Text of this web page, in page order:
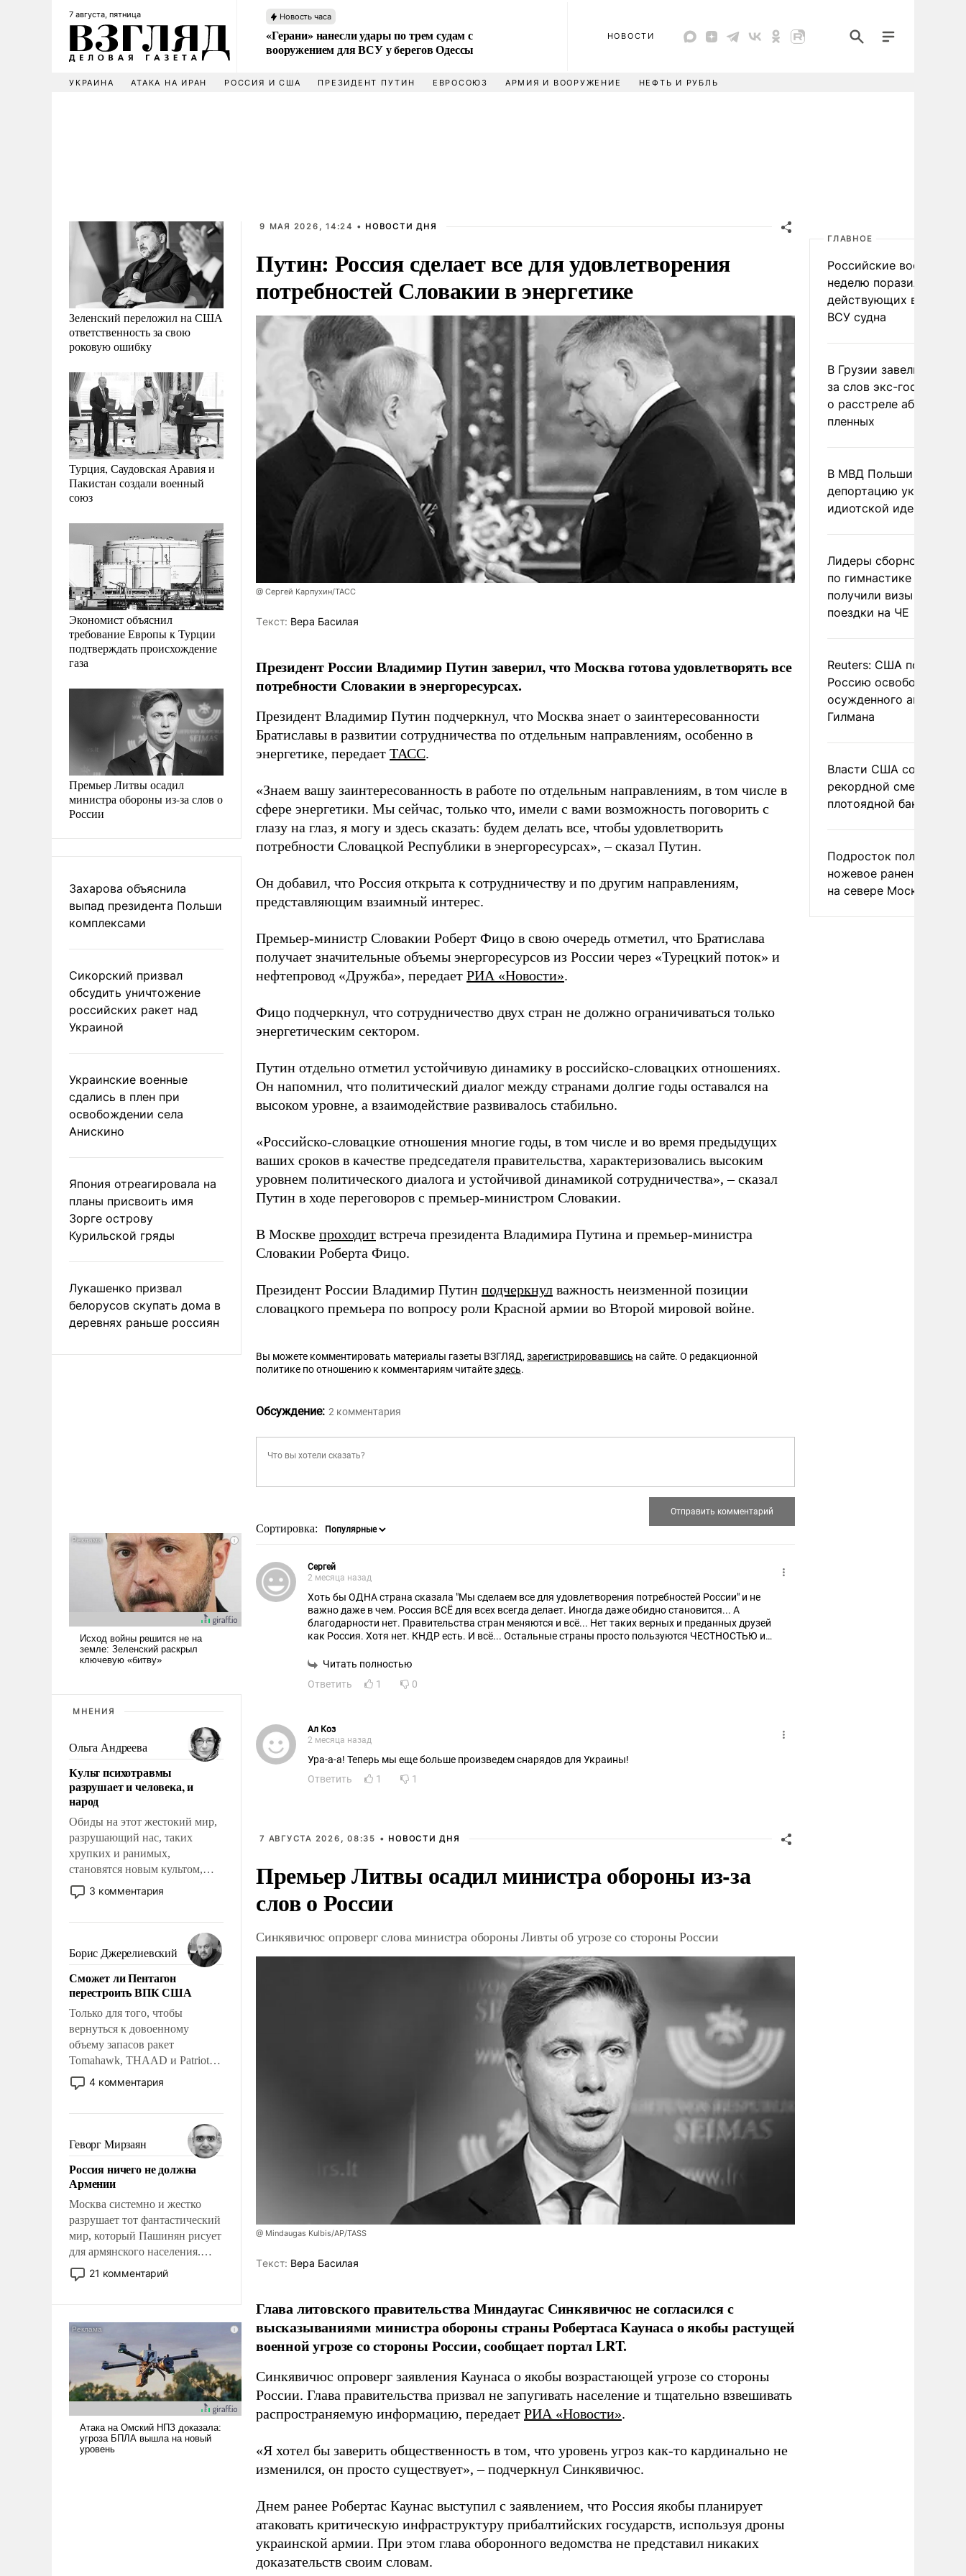
7 августа, пятница Новость часа
«Герани» нанесли удары по трем судам с
вооружением для ВСУ у берегов Одессы
НОВОСТИ
УКРАИНА АТАКА НА ИРАН РОССИЯ И США ПРЕЗИДЕНТ ПУТИН ЕВРОСОЮЗ АРМИЯ И ВООРУЖЕНИЕ НЕФТЬ И РУБЛЬ
Зеленский переложил на США
ответственность за свою
роковую ошибку
Турция, Саудовская Аравия и
Пакистан создали военный
союз
Экономист объяснил
требование Европы к Турции
подтверждать происхождение
газа
Премьер Литвы осадил
министра обороны из-за слов о
России
Захарова объяснила
выпад президента Польши
комплексами
Сикорский призвал
обсудить уничтожение
российских ракет над
Украиной
Украинские военные
сдались в плен при
освобождении села
Анискино
Япония отреагировала на
планы присвоить имя
Зорге острову
Курильской гряды
Лукашенко призвал
белорусов скупать дома в
деревнях раньше россиян
МНЕНИЯ
Ольга Андреева
Культ психотравмы
разрушает и человека, и
народ
Обиды на этот жестокий мир,
разрушающий нас, таких
хрупких и ранимых,
становятся новым культом,
постепенно вытесняя и
отменяя традиционное
мужественным и твердым под
ударами судьбы, брать на себя
ответственность, помогать
слабым, идти вперед и
адаптироваться.
3 комментария
Борис Джерелиевский
Сможет ли Пентагон
перестроить ВПК США
Только для того, чтобы
вернуться к довоенному
объему запасов ракет
Tomahawk, THAAD и Patriot
США потребуется более трех
лет. Даже небольшая война с
Сложившаяся ситуация
означает многолетний период
уязвимости США, например,
перед Китаем.
4 комментария
Геворг Мирзаян
Россия ничего не должна
Армении
Москва системно и жестко
разрушает тот фантастический
мир, который Пашинян рисует
для армянского населения.
Мир, где политические
прожекты будут безусловно
налогоплательщиков и где
Еревану за свои поступки не
нужно отвечать.
21 комментарий
9 МАЯ 2026, 14:24 • НОВОСТИ ДНЯ
Путин: Россия сделает все для удовлетворения
потребностей Словакии в энергетике
@ Сергей Карпухин/ТАСС
Tекст: Вера Басилая
Президент России Владимир Путин заверил, что Москва готова удовлетворять все
потребности Словакии в энергоресурсах.
Президент Владимир Путин подчеркнул, что Москва знает о заинтересованности
Братиславы в развитии сотрудничества по отдельным направлениям, особенно в
энергетике, передает ТАСС.
«Знаем вашу заинтересованность в работе по отдельным направлениям, в том числе в
сфере энергетики. Мы сейчас, только что, имели с вами возможность поговорить с
глазу на глаз, я могу и здесь сказать: будем делать все, чтобы удовлетворить
потребности Словацкой Республики в энергоресурсах», – сказал Путин.
Он добавил, что Россия открыта к сотрудничеству и по другим направлениям,
представляющим взаимный интерес.
Премьер-министр Словакии Роберт Фицо в свою очередь отметил, что Братислава
получает значительные объемы энергоресурсов из России через «Турецкий поток» и
нефтепровод «Дружба», передает РИА «Новости».
Фицо подчеркнул, что сотрудничество двух стран не должно ограничиваться только
энергетическим сектором.
Путин отдельно отметил устойчивую динамику в российско-словацких отношениях.
Он напомнил, что политический диалог между странами долгие годы оставался на
высоком уровне, а взаимодействие развивалось стабильно.
«Российско-словацкие отношения многие годы, в том числе и во время предыдущих
ваших сроков в качестве председателя правительства, характеризовались высоким
уровнем политического диалога и устойчивой динамикой сотрудничества», – сказал
Путин в ходе переговоров с премьер-министром Словакии.
В Москве проходит встреча президента Владимира Путина и премьер-министра
Словакии Роберта Фицо.
Президент России Владимир Путин подчеркнул важность неизменной позиции
словацкого премьера по вопросу роли Красной армии во Второй мировой войне.
Вы можете комментировать материалы газеты ВЗГЛЯД,зарегистрировавшись на сайте. О редакционной
политике по отношению к комментариям читайтездесь.
Обсуждение: 2 комментария
Сортировка:
Сергей
2 месяца назад
Хоть бы ОДНА страна сказала "Мы сделаем все для удовлетворения потребностей России" и не
важно даже в чем. Россия ВСЁ для всех всегда делает. Иногда даже обидно становится... А
благодарности нет. Правительства стран меняются и всё... Нет таких верных и преданных друзей
как Россия. Хотя нет. КНДР есть. И всё... Остальные страны просто пользуются ЧЕСТНОСТЬЮ и
Читать полностью
Ответить
1 0
Ал Коз
2 месяца назад
Ура-а-а! Теперь мы еще больше произведем снарядов для Украины!
Ответить
1 1
7 АВГУСТА 2026, 08:35 • НОВОСТИ ДНЯ
Премьер Литвы осадил министра обороны из-за
слов о России
Синкявичюс опроверг слова министра обороны Ливты об угрозе со стороны России
@ Mindaugas Kulbis/AP/TASS
Tекст: Вера Басилая
Глава литовского правительства Миндаугас Синкявичюс не согласился с
высказываниями министра обороны страны Робертаса Каунаса о якобы растущей
военной угрозе со стороны России, сообщает портал LRT.
Синкявичюс опроверг заявления Каунаса о якобы возрастающей угрозе со стороны
России. Глава правительства призвал не запугивать население и тщательно взвешивать
распространяемую информацию, передает РИА «Новости».
«Я хотел бы заверить общественность в том, что уровень угроз как-то кардинально не
изменился, он просто существует», – подчеркнул Синкявичюс.
Днем ранее Робертас Каунас выступил с заявлением, что Россия якобы планирует
атаковать критическую инфраструктуру прибалтийских государств, используя дроны
украинской армии. При этом глава оборонного ведомства не представил никаких
доказательств своим словам.
ГЛАВНОЕ
Российские военные за
неделю поразили 34
действующих в
ВСУ судна
В Грузии завели дело
за слов экс-
о расстреле абхазских
пленных
В МВД Польши назвали
депортацию украинцев
идиотской идеей
Лидеры сборной
по гимнастике не
получили визы для
поездки на ЧЕ
Reuters: США
Россию освободить
осужденного
Гилмана
Власти США сообщили
рекордной смертности
плотоядной бактерии
Подросток получил
ножевое ранение в
на севере Москвы